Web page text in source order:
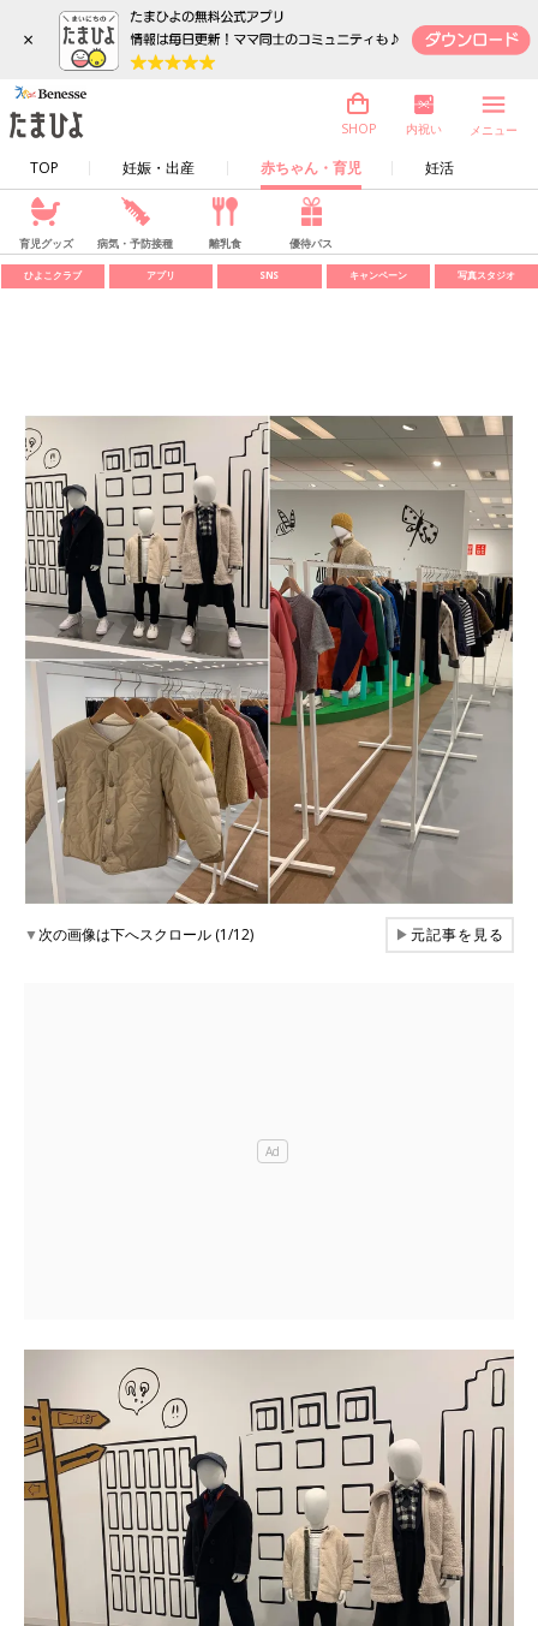
×
TOP 妊娠・出産 赤ちゃん・育児 妊活
SHOP 内祝い メニュー
育児グッズ 病気・予防接種 離乳食 優待パス
ひよこクラブ アプリ SNS キャンペーン 写真スタジオ
▼次の画像は下へスクロール (1/12) ▶元記事を見る